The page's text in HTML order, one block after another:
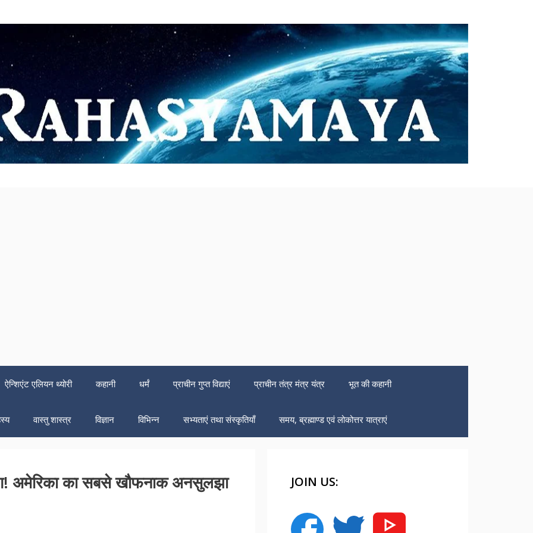
ऐन्शिएंट एलियन थ्योरी कहानी धर्मं प्राचीन गुप्त विद्याएं प्राचीन तंत्र मंत्र यंत्र भूत की कहानी
वास्तु शास्त्र विज्ञान विभिन्न सभ्यताएं तथा संस्कृतियाँ समय, ब्रह्माण्ड एवं लोकोत्तर यात्राएं
अमेरिका का सबसे खौफनाक अनसुलझा
JOIN US: